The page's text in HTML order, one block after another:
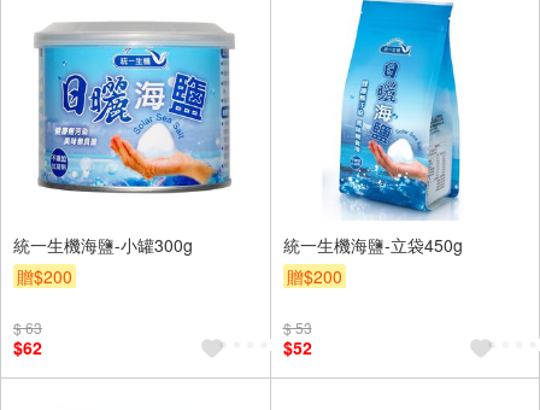
統一生機海鹽-小罐300g
贈$200
$ 63
$62
統一生機海鹽-立袋450g
贈$200
$ 53
$52